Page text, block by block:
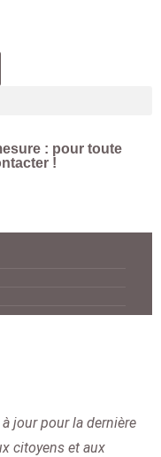
: pour toute
!
jour pour la dernière
citoyens et aux